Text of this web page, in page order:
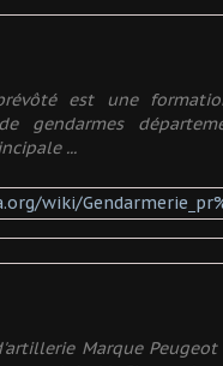
est une
gendarmes
...
wiki/
Marque